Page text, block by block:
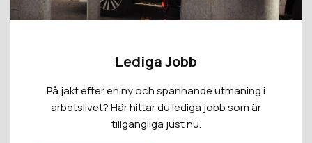
Lediga Jobb
På jakt efter en ny och spännande utmaning i
arbetslivet? Här hittar du lediga jobb som är
tillgängliga just nu.